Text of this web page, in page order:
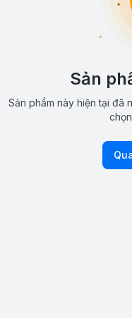
Sản
Sản phẩm này hiện tại đã